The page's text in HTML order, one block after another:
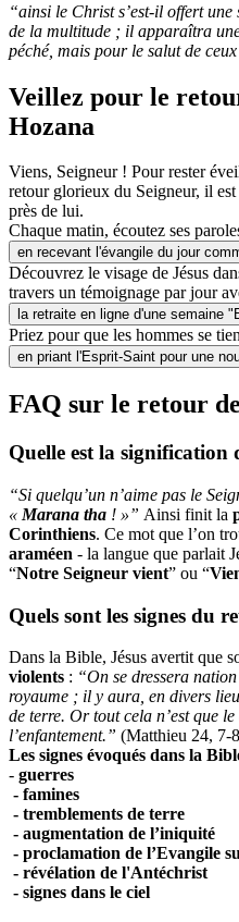
“ainsi le Christ s’est-il offert
de la multitude ; il apparaîtra
péché, mais pour le salut de
Veillez pour le
Hozana
Viens, Seigneur ! Pour rester
retour glorieux du Seigneur, il
près de lui.
Chaque matin, écoutez ses
en recevant l'évangile du jour
Découvrez le visage de Jésus
travers un témoignage par jour
la retraite en ligne d'une semaine
Priez pour que les hommes se
en priant l'Esprit-Saint pour une
FAQ sur le retour
Quelle est la signification
“Si quelqu’un n’aime pas le
« Marana tha ! »” Ainsi finit la
Corinthiens. Ce mot que l’on
araméen - la langue que parlait
“Notre Seigneur vient” ou “
Quels sont les signes du
Dans la Bible, Jésus avertit que
violents : “On se dressera
royaume ; il y aura, en divers
de terre. Or tout cela n’est que
l’enfantement.” (Matthieu 24, 7-
Les signes évoqués dans la
- guerres
- famines
- tremblements de terre
- augmentation de l’iniquité
- proclamation de l’Evangile
- révélation de l'Antéchrist
- signes dans le ciel